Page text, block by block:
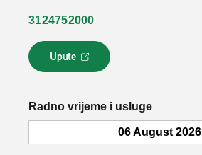
3124752000
Upute
L
i
k
o
Radno vrijeme i usluge
06 August 2026